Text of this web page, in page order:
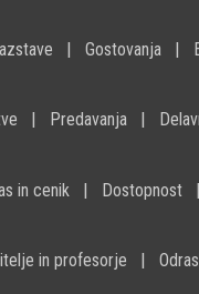
Gostovanja
Predavanja
in cenik Dostopnost
in profesorje